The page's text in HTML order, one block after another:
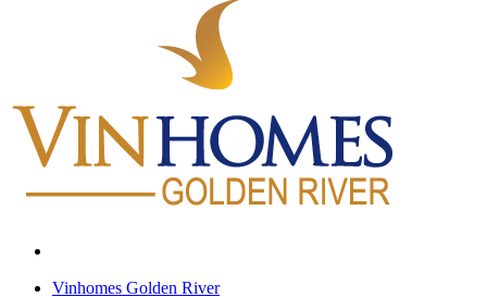
Vinhomes Golden River